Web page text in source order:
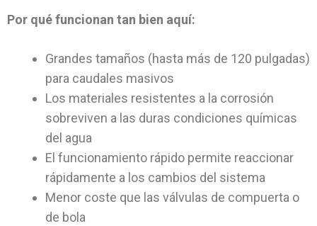
Por qué funcionan tan bien aquí:
Grandes tamaños (hasta más de 120 pulgadas)
para caudales masivos
Los materiales resistentes a la corrosión
sobreviven a las duras condiciones químicas
del agua
El funcionamiento rápido permite reaccionar
rápidamente a los cambios del sistema
Menor coste que las válvulas de compuerta o
de bola